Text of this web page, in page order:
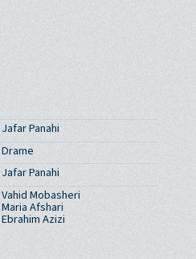
Jafar Panahi
Drame
Jafar Panahi
Vahid Mobasheri
Maria Afshari
Ebrahim Azizi